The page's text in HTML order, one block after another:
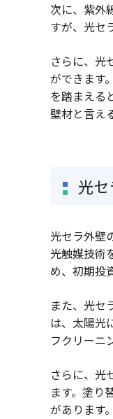
次に、紫外
すが、光セ
さらに、光
ができます
を踏まえる
壁材と言え
光
光セラ外壁
光触媒技術
め、初期投
また、光セ
は、太陽光
フクリーニ
さらに、光
ます。塗り
があります